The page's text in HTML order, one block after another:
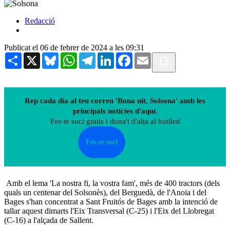
Redacció
Publicat el 06 de febrer de 2024 a les 09:31
Share X BlueskyWhatsAppTelegramLinkedInFacebook
Email
Rep cada dia al teu correu 'Bona nit, Solsona' amb les
principals notícies d'aquí.
Fes-te soci gratis i dona't d'alta al butlletí
Fes-te soci
Amb el lema 'La nostra fi, la vostra fam', més de 400 tractors (dels
quals un centenar del Solsonès), del Berguedà, de l'Anoia i del
Bages s'han concentrat a Sant Fruitós de Bages amb la intenció de
tallar aquest dimarts l'Eix Transversal (C-25) i l'Eix del Llobregat
(C-16) a l'alçada de Sallent.